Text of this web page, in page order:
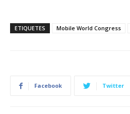
ETIQUETES Mobile World Congress
Facebook Twitter